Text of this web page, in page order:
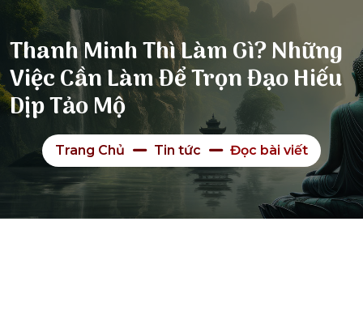
Thanh Minh Thì Làm Gì? Những
Việc Cần Làm Để Trọn Đạo Hiếu
Dịp Tảo Mộ
Trang Chủ Tin tức Đọc bài viết